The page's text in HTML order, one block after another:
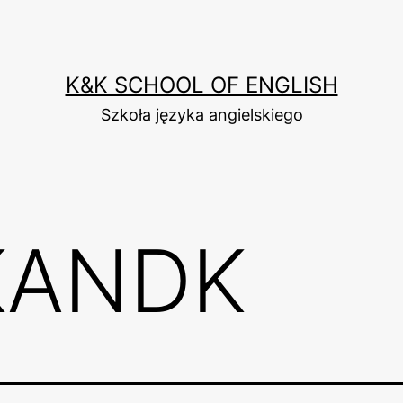
K&K SCHOOL OF ENGLISH
Szkoła języka angielskiego